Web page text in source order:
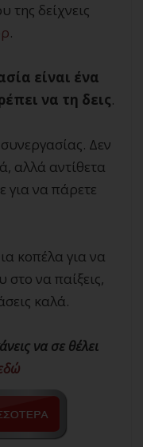
της δείχνεις
.
είναι ένα
να τη δεις.
Δεν
αλλά αντίθετα
για να πάρετε
κοπέλα για να
στο να παίξεις,
καλά.
να σε θέλει